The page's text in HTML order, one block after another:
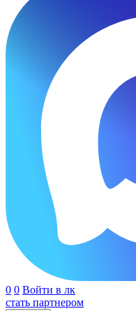
0 0 Войти в лк
стать партнером